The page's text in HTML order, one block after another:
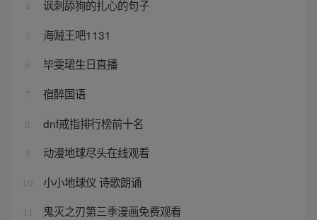
4 讽刺舔狗的扎心的句子
5 海贼王吧1131
6 毕雯珺生日直播
7 宿醉国语
8 dnf戒指排行榜前十名
9 动漫地球尽头在线观看
10 小小地球仪 诗歌朗诵
鬼灭之刃第三季漫画免费观看